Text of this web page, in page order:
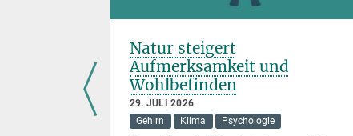
Natur steigert
Aufmerksamkeit und
Wohlbefinden
29. JULI 2026
Gehirn
Klima Psychologie